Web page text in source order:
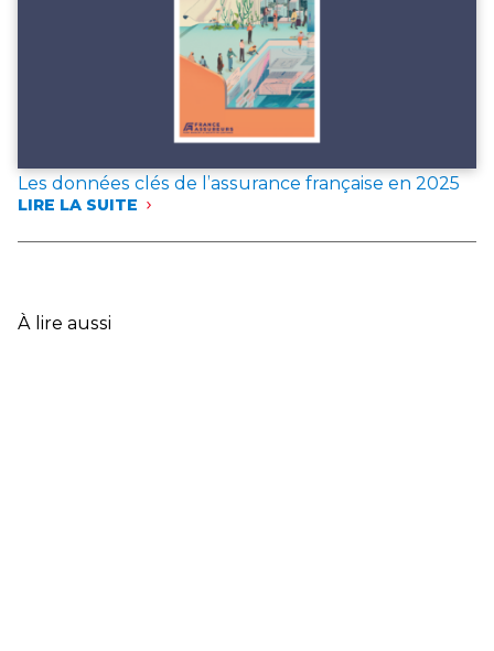
Les données clés de l’assurance française en 2025
LIRE LA SUITE
:
L’ASSURANCE
FRANÇAISE
À lire aussi